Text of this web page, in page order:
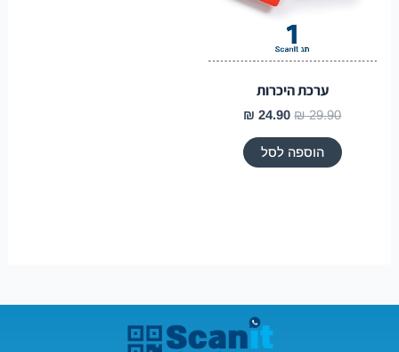
ערכת היכרות
₪29.90
₪ 24.90
הוספה לסל